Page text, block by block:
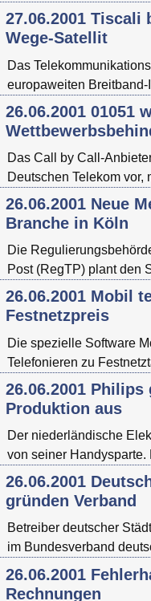
27.06.2001 Tiscali
Wege-Satellit
Das
europaweiten Breitband-
26.06.2001 01051
Das Call by Call-
Deutschen Telekom vor,
26.06.2001 Neue
Branche in Köln
Die
Post (RegTP) plant den
26.06.2001 Mobil
Festnetzpreis
Die spezielle Software
Telefonieren zu
26.06.2001
Produktion aus
Der niederländische
von seiner Handysparte.
26.06.2001
gründen Verband
Betreiber deutscher
im Bundesverband
26.06.2001
Rechnungen